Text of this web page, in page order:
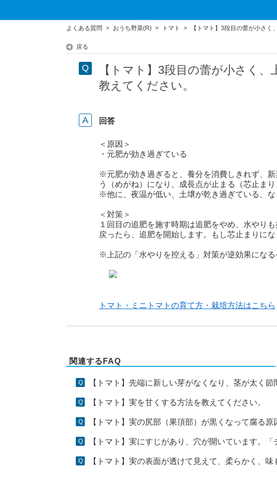
よくある質問 > おうち野菜(R) > トマト > 【トマト】3段目の蕾が小さ
戻る
【トマト】3段目の蕾が小さく
教えてください。
回答
＜原因＞
・元肥が効き過ぎている
※元肥が効き過ぎると、養分を消費しきれず、
う（めがね）になり、成長点が止まる（芯止まり
※他に、夜温が低い、土壌が乾き過ぎている、な
＜対策＞
１回目の追肥を施す時期は追肥をやめ、水やり
戻ったら、追肥を開始します。もし芯止まりに
※上記の「水やりを控える」対策が逆効果になる
トマト・ミニトマトの育て方・栽培方法はこちら
関連するFAQ
【トマト】先端に新しい芽がなくなり、茎が太く
【トマト】実を甘くする方法を教えてください。
【トマト】実の尻部（果頂部）が黒くなって腐る原
【トマト】実にすじがあり、穴が開いています。
【トマト】実の表面が透けて見えて、柔らかく、